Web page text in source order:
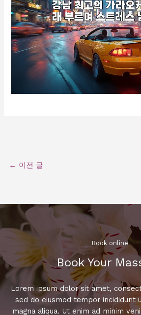
← 이전 글
Book online​
Book Your
Lorem ipsum dolor sit amet,
sed do eiusmod tempor incididunt
magna aliqua. Ut enim ad minim